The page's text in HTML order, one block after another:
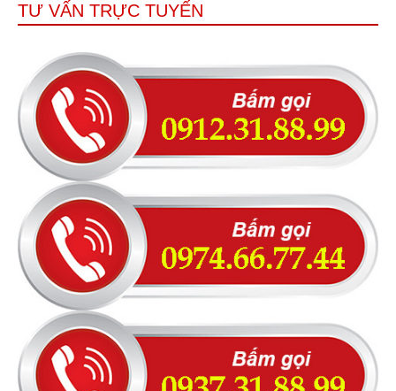
TƯ VẤN TRỰC TUYẾN